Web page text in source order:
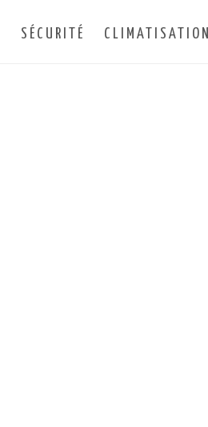
SÉCURITÉ CLIMATISATION